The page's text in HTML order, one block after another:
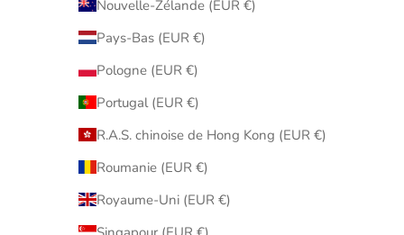
Nouvelle-Zélande (EUR €)
Pays-Bas (EUR €)
Pologne (EUR €)
Portugal (EUR €)
R.A.S. chinoise de Hong Kong (EUR €)
Roumanie (EUR €)
Royaume-Uni (EUR €)